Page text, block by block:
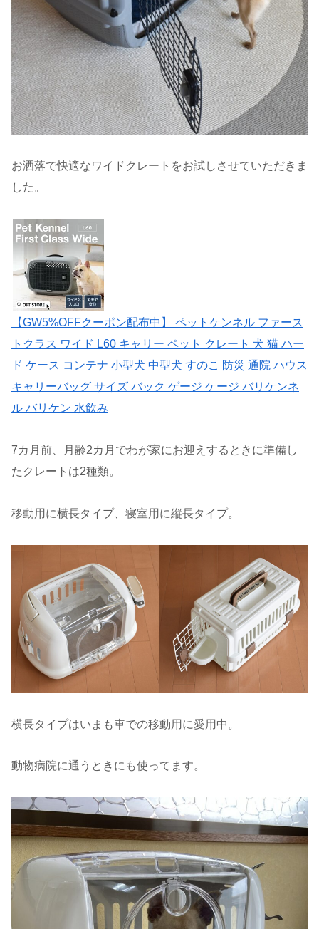
お洒落で快適なワイドクレートをお試しさせていただきま
した。
【GW5%OFFクーポン配布中】 ペットケンネル ファース
トクラス ワイド L60 キャリー ペット クレート 犬 猫 ハー
ド ケース コンテナ 小型犬 中型犬 すのこ 防災 通院 ハウス
キャリーバッグ サイズ バック ゲージ ケージ バリケンネ
ル バリケン 水飲み
7カ月前、月齢2カ月でわが家にお迎えするときに準備し
たクレートは2種類。
移動用に横長タイプ、寝室用に縦長タイプ。
横長タイプはいまも車での移動用に愛用中。
動物病院に通うときにも使ってます。